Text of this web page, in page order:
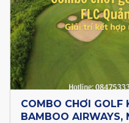
COMBO CHƠI GOLF
BAMBOO AIRWAYS,